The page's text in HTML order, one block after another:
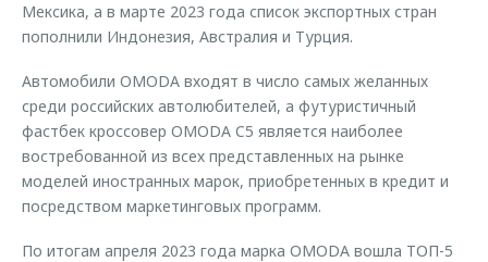
Мексика, а в марте 2023 года список экспортных стран
пополнили Индонезия, Австралия и Турция.
Автомобили OMODA входят в число самых желанных
среди российских автолюбителей, а футуристичный
фастбек кроссовер OMODA C5 является наиболее
востребованной из всех представленных на рынке
моделей иностранных марок, приобретенных в кредит и
посредством маркетинговых программ.
По итогам апреля 2023 года марка OMODA вошла ТОП-5